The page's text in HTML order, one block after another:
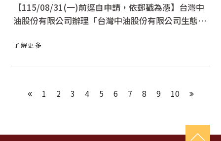
【115/08/31(一)前逕自申請，依郵戳為憑】台灣中
油股份有限公司辦理「台灣中油股份有限公司生態保
了解更多
上一頁
1 2 3 4 5 6 7 8 9 10 下一頁